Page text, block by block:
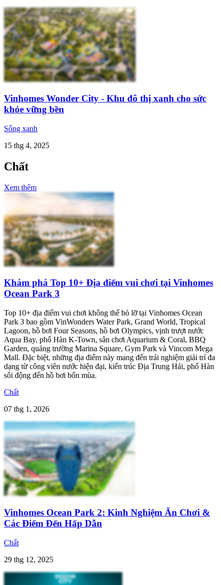
Vinhomes Wonder City - Khu đô thị xanh cho sức
khỏe vững bền
Sống xanh
15 thg 4, 2025
Chất
Xem thêm
Khám phá Top 10+ Địa điểm vui chơi tại Vinhomes
Ocean Park 3
Top 10+ địa điểm vui chơi không thể bỏ lỡ tại Vinhomes Ocean
Park 3 bao gồm VinWonders Water Park, Grand World, Tropical
Lagoon, hồ bơi Four Seasons, hồ bơi Olympics, vịnh trượt nước
Aqua Bay, phố Hàn K-Town, sân chơi Aquarium & Coral, BBQ
Garden, quảng trường Marina Square, Gym Park và Vincom Mega
Mall. Đặc biệt, những địa điểm này mang đến trải nghiệm giải trí đa
dạng từ công viên nước hiện đại, kiến trúc Địa Trung Hải, phố Hàn
sôi động đến hồ bơi bốn mùa.
Chất
07 thg 1, 2026
Vinhomes Ocean Park 2: Kinh Nghiệm Ăn Chơi &
Các Điểm Đến Hấp Dẫn
Chất
29 thg 12, 2025